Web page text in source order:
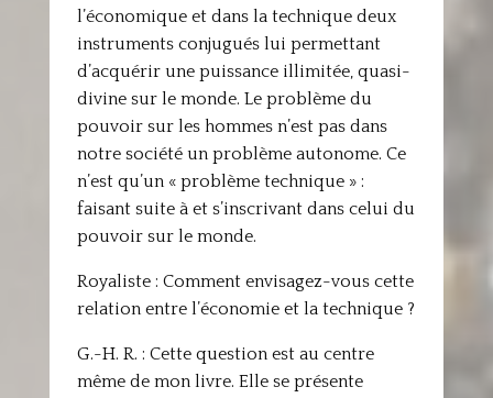
l’économique et dans la technique deux
instruments conjugués lui permettant
d’acquérir une puissance illimitée, quasi-
divine sur le monde. Le problème du
pouvoir sur les hommes n’est pas dans
notre société un problème autonome. Ce
n’est qu’un « problème technique » :
faisant suite à et s’inscrivant dans celui du
pouvoir sur le monde.
Royaliste : Comment envisagez-vous cette
relation entre l’économie et la technique ?
G.-H. R. : Cette question est au centre
même de mon livre. Elle se présente